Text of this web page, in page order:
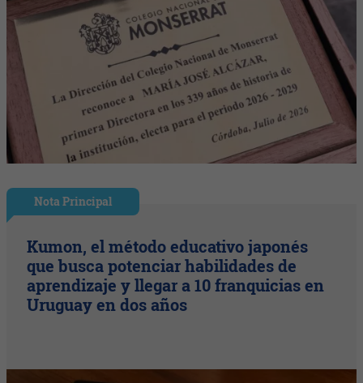
Nota Principal
Kumon, el método educativo japonés
que busca potenciar habilidades de
aprendizaje y llegar a 10 franquicias en
Uruguay en dos años